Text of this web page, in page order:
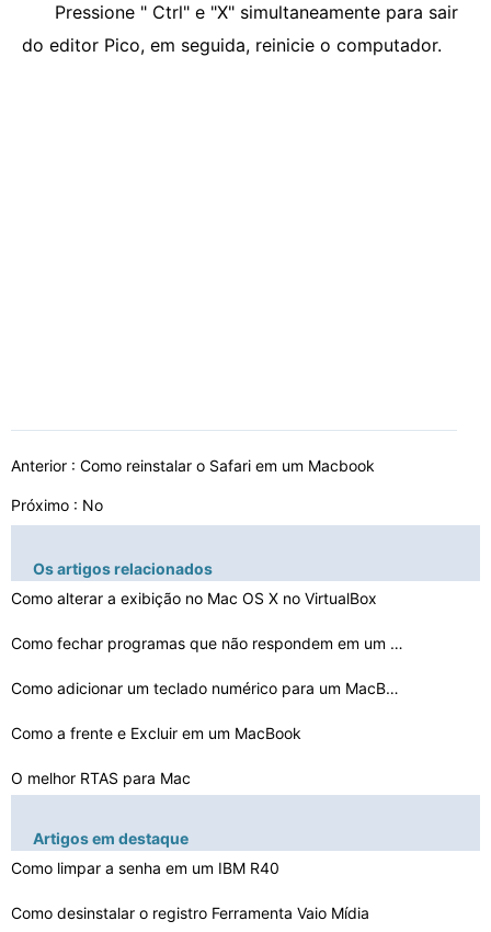
Pressione " Ctrl" e "X" simultaneamente para sair
do editor Pico, em seguida, reinicie o computador.
Anterior : Como reinstalar o Safari em um Macbook
Próximo : No
Os artigos relacionados
Como alterar a exibição no Mac OS X no VirtualBox
Como fechar programas que não respondem em um Mac
Como adicionar um teclado numérico para um MacBook Pro…
Como a frente e Excluir em um MacBook
O melhor RTAS para Mac
Como sincronizar FileMaker e QuickBooks em um Mac
Como corrigir sem resposta Mac Chaves
Artigos em destaque
Como limpar a senha em um IBM R40
Como desinstalar o registro Ferramenta Vaio Mídia